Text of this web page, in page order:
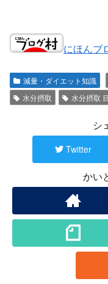
にほんブ
減量・ダイエット知識
水分摂取
水分摂取
シ
Twitter
かい